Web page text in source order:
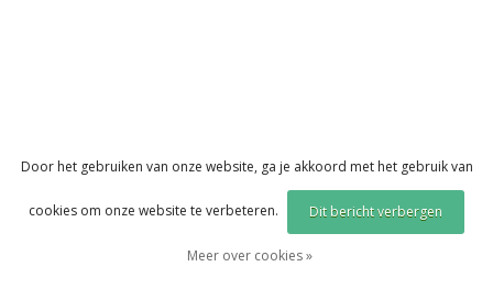
Door het gebruiken van onze website, ga je akkoord met het gebruik van
cookies om onze website te verbeteren. Dit bericht verbergen
Meer over cookies »